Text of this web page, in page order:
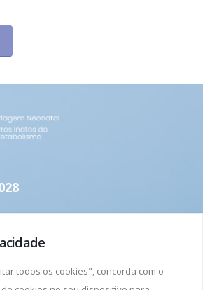
todos os cookies", concorda com o